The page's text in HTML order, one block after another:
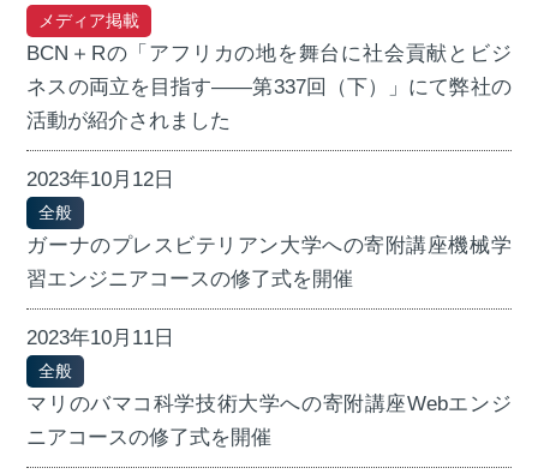
メディア掲載
BCN＋Rの「アフリカの地を舞台に社会貢献とビジ
ネスの両立を目指す――第337回（下）」にて弊社の
活動が紹介されました
2023年10月12日
全般
ガーナのプレスビテリアン大学への寄附講座機械学
習エンジニアコースの修了式を開催
2023年10月11日
全般
マリのバマコ科学技術大学への寄附講座Webエンジ
ニアコースの修了式を開催